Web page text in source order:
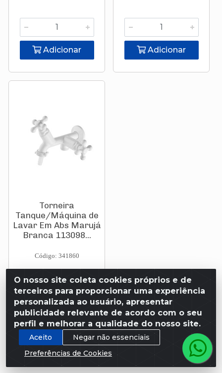
Adicionar Adicionar
Torneira
Tanque/Máquina de
Lavar Em Abs Marujá
Branca 113098...
Código: 341860
R$ 39,00
Adicionar
O nosso site coleta cookies próprios e de
terceiros para proporcionar uma experiência
personalizada ao usuário, apresentar
publicidade relevante de acordo com o seu
perfil e melhorar a qualidade do nosso site.
Aceito
Negar não essenciais
Preferências de Cookies